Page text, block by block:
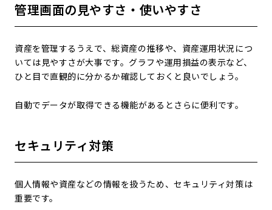
管理画面の見やすさ・使いやすさ
資産を管理するうえで、総資産の推移や、資産運用状況につ
いては見やすさが大事です。グラフや運用損益の表示など、
ひと目で直観的に分かるか確認しておくと良いでしょう。
自動でデータが取得できる機能があるとさらに便利です。
セキュリティ対策
個人情報や資産などの情報を扱うため、セキュリティ対策は
重要です。